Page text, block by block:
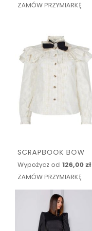
ZAMÓW PRZYMIARKĘ
SCRAPBOOK BOW
Wypożycz od 126,00 zł
ZAMÓW PRZYMIARKĘ